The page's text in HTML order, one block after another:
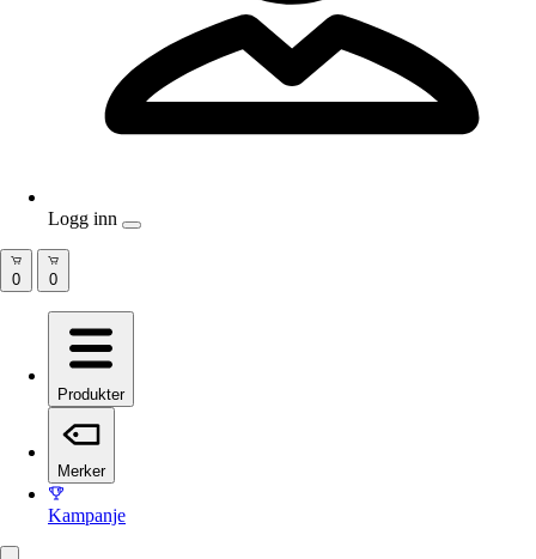
Produkter
Merker
Kampanje